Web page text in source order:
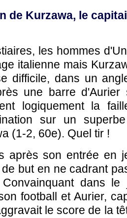
de Kurzawa, le
les hommes
italienne mais
difficile, dans un
une barre d'Aurier
logiquement la
sur un
(1-2, 60e). Quel tir !
après son entrée en
but en ne cadrant
dans
football et Aurier,
le score de la